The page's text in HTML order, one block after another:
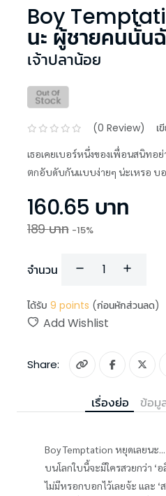
Boy
นะ ผู้ชายคนนั้น
เจ้าปลาน้อย
(0 Review) เ
เธอเคยเบอร์หนึ่งของเพื่อนสนิทอย่
ตกอับดับกันแบบง่ายๆ น่ะเหรอ บอ
160.65 บาท
189บาท -15%
จำนวน
ได้รับ 9 points (ก่อนหักส่วนลด)
Add Wishlist
Share:
เรื่องย่อ ข้อมู
Boy Temptation หยุดเลยนะ
บนโลกใบนี้จะมีใครสวยกว่า ‘
ไม่มีหรอกบอกไว้เลยจ้ะ และ